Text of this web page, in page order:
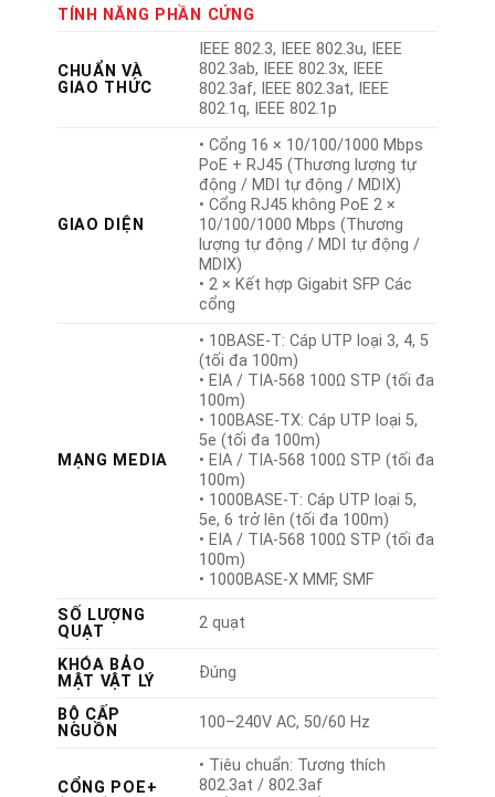
TÍNH NĂNG PHẦN CỨNG
CHUẨN VÀ
GIAO THỨC
IEEE 802.3, IEEE 802.3u, IEEE
802.3ab, IEEE 802.3x, IEEE
802.3af, IEEE 802.3at, IEEE
802.1q, IEEE 802.1p
GIAO DIỆN
• Cổng 16 × 10/100/1000 Mbps
PoE + RJ45 (Thương lượng tự
động / MDI tự động / MDIX)
• Cổng RJ45 không PoE 2 ×
10/100/1000 Mbps (Thương
lượng tự động / MDI tự động /
MDIX)
• 2 × Kết hợp Gigabit SFP Các
cổng
MẠNG MEDIA
• 10BASE-T: Cáp UTP loại 3, 4, 5
(tối đa 100m)
• EIA / TIA-568 100Ω STP (tối đa
100m)
• 100BASE-TX: Cáp UTP loại 5,
5e (tối đa 100m)
• EIA / TIA-568 100Ω STP (tối đa
100m)
• 1000BASE-T: Cáp UTP loại 5,
5e, 6 trở lên (tối đa 100m)
• EIA / TIA-568 100Ω STP (tối đa
100m)
• 1000BASE-X MMF, SMF
SỐ LƯỢNG
QUẠT
2 quạt
KHÓA BẢO
MẬT VẬT LÝ
Đúng
BỘ CẤP
NGUỒN
100–240V AC, 50/60 Hz
CỔNG POE+
• Tiêu chuẩn: Tương thích
802.3at / 802.3af